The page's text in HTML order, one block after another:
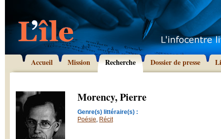
Accueil Mission Recherche Dossier de presse
Morency, Pierre
Genre(s) littéraire(s) :
Poésie, Récit